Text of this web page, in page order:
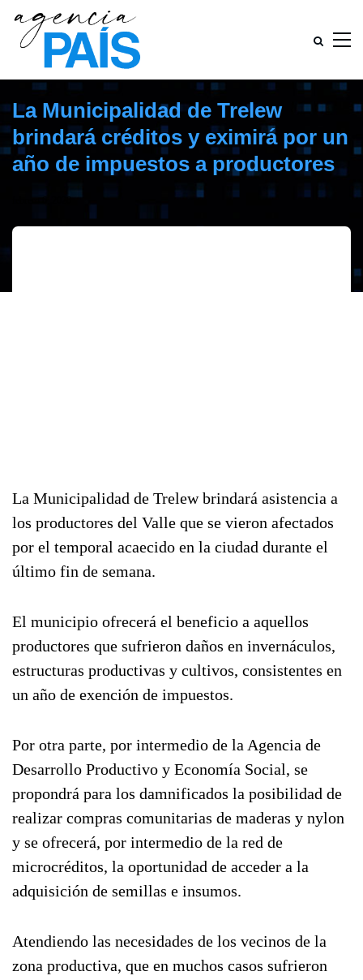
La Municipalidad de Trelew
brindará créditos y eximirá por un
año de impuestos a productores
La Municipalidad de Trelew brindará asistencia a
los productores del Valle que se vieron afectados
por el temporal acaecido en la ciudad durante el
último fin de semana.
El municipio ofrecerá el beneficio a aquellos
productores que sufrieron daños en invernáculos,
estructuras productivas y cultivos, consistentes en
un año de exención de impuestos.
Por otra parte, por intermedio de la Agencia de
Desarrollo Productivo y Economía Social, se
propondrá para los damnificados la posibilidad de
realizar compras comunitarias de maderas y nylon
y se ofrecerá, por intermedio de la red de
microcréditos, la oportunidad de acceder a la
adquisición de semillas e insumos.
Atendiendo las necesidades de los vecinos de la
zona productiva, que en muchos casos sufrieron